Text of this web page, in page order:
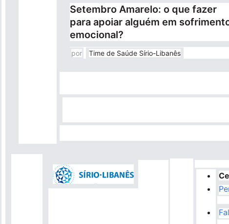
Setembro Amarelo: o que fazer
para apoiar alguém em
emocional?
por Time de Saúde Sírio-Libanês